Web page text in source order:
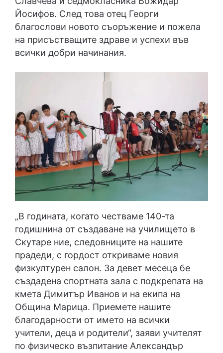
Йосифов. След това отец Георги
благослови новото съоръжение и пожела
на присъстващите здраве и успехи във
всички добри начинания.
„В годината, когато честваме 140-та
годишнина от създаване на училището в
Скутаре ние, следовниците на нашите
прадеди, с гордост откриваме новия
физкултурен салон. За девет месеца бе
създадена спортната зала с подкрепата на
кмета Димитър Иванов и на екипа на
Община Марица. Приемете нашите
благодарности от името на всички
учители, деца и родители“, заяви учителят
по физическо възпитание Александър